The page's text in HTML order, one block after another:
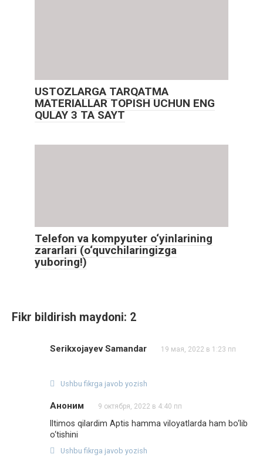
USTOZLARGA TARQATMA
MATERIALLAR TOPISH UCHUN ENG
QULAY 3 TA SAYT
Telefon va kompyuter o‘yinlarining
zararlari (o‘quvchilaringizga
yuboring!)
Fikr bildirish maydoni: 2
Serikxojayev Samandar 19 мая, 2022 в 1:23 пп
Ushbu fikrga javob yozish
Аноним 9 октября, 2022 в 4:40 пп
Iltimos qilardim Aptis hamma viloyatlarda ham bo‘lib
o‘tishini
Ushbu fikrga javob yozish